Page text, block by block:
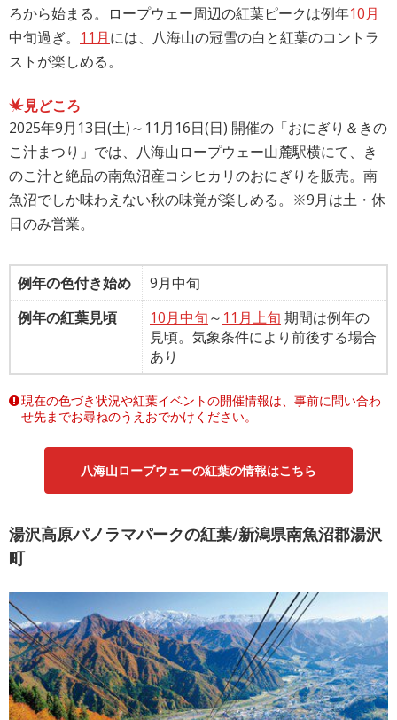
ろから始まる。ロープウェー周辺の紅葉ピークは例年10月
中旬過ぎ。 11月には、八海山の冠雪の白と紅葉のコントラ
ストが楽しめる。
見どころ
2025年9月13日(土)～11月16日(日) 開催の「おにぎり＆きの
こ汁まつり」では、八海山ロープウェー山麓駅横にて、き
のこ汁と絶品の南魚沼産コシヒカリのおにぎりを販売。南
魚沼でしか味わえない秋の味覚が楽しめる。※9月は土・休
日のみ営業。
例年の色付き始め
9月中旬
例年の紅葉見頃
10月中旬～ 11月上旬 期間は例年の
見頃。気象条件により前後する場合
あり
現在の色づき状況や紅葉イベントの開催情報は、事前に問い合わ
せ先までお尋ねのうえおでかけください。
八海山ロープウェーの紅葉の情報はこちら
湯沢高原パノラマパークの紅葉/新潟県南魚沼郡湯沢
町